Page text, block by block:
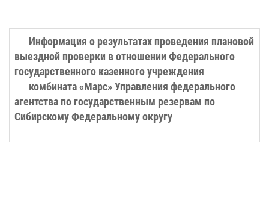
Информация о результатах проведения плановой
выездной проверки в отношении Федерального
государственного казенного учреждения
комбината «Марс» Управления федерального
агентства по государственным резервам по
Сибирскому Федеральному округу